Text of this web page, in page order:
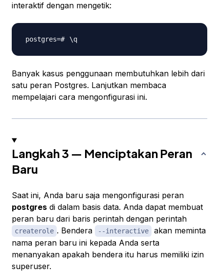
interaktif dengan mengetik:
\
Banyak kasus penggunaan membutuhkan lebih dari
satu peran Postgres. Lanjutkan membaca
mempelajari cara mengonfigurasi ini.
Langkah 3 — Menciptakan Peran
Baru
Saat ini, Anda baru saja mengonfigurasi peran
postgres di dalam basis data. Anda dapat membuat
peran baru dari baris perintah dengan perintah
createrole . Bendera --interactive
akan meminta
nama peran baru ini kepada Anda serta
menanyakan apakah bendera itu harus memiliki izin
superuser.